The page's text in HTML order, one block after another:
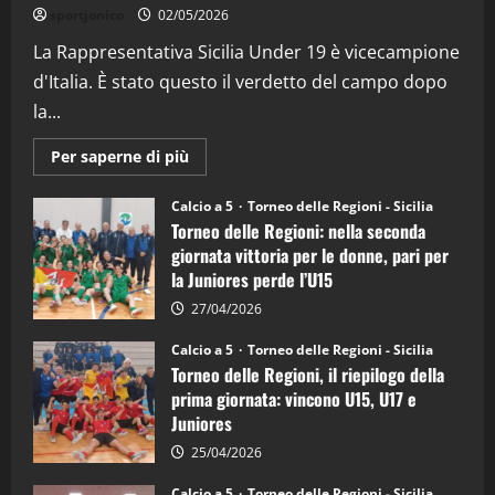
“SportEmpire” in Podcast: 26^ Puntata
08/04/2026
02/05/2026
La Rappresentativa Sicilia Under 19 è vicecampione
d'Italia. È stato questo il verdetto del campo dopo
la...
Per saperne di più
informazioni
Torneo
delle
Regioni
di
calcio
a
5:
la
Juniores
è
vicecampione
d’Italia
Calcio a 5 Torneo delle Regioni - Sicilia
Torneo delle Regioni: nella seconda
giornata vittoria per le donne, pari per
la Juniores perde l’U15
27/04/2026
Calcio a 5 Torneo delle Regioni - Sicilia
Torneo delle Regioni, il riepilogo della
prima giornata: vincono U15, U17 e
Juniores
25/04/2026